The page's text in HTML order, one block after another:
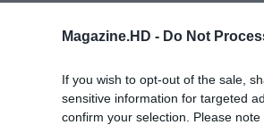
Magazine.HD - Do Not
If you wish to opt-out of the sale,
sensitive information for targeted
confirm your selection. Please